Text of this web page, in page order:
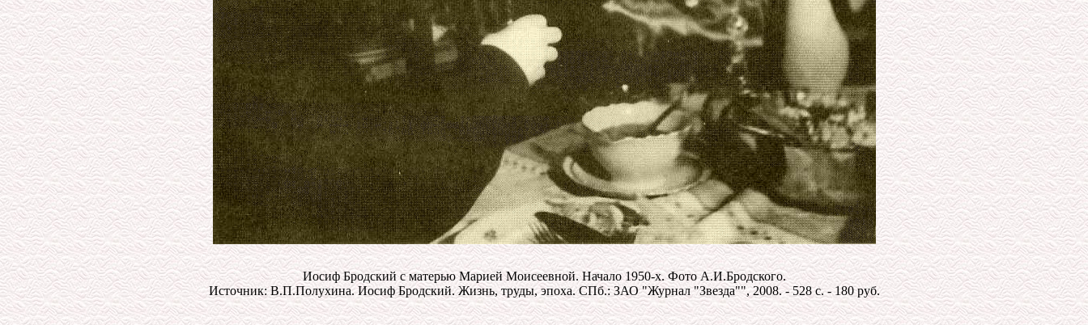
Иосиф Бродский с матерью Марией Моисеевной. Начало 1950-х. Фото А.И.Бродского.
Источник: В.П.Полухина. Иосиф Бродский. Жизнь, труды, эпоха. СПб.: ЗАО "Журнал "Звезда"", 2008. - 528 с. - 180 руб.